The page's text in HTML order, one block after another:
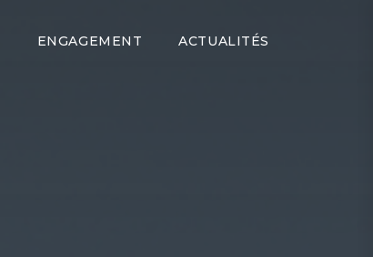
ENGAGEMENT ACTUALITÉS